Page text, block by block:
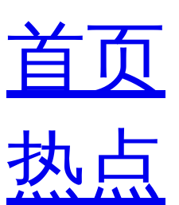
首页
热点